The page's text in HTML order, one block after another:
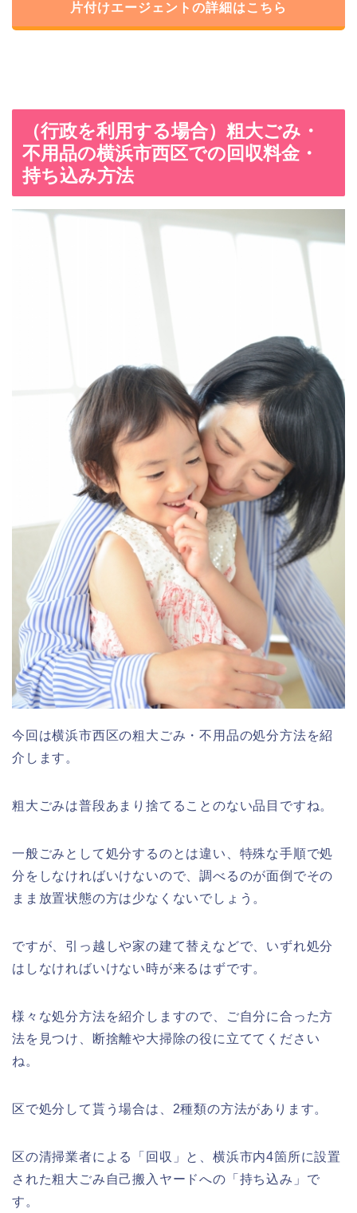
片付けエージェントの詳細はこちら
（行政を利用する場合）粗大ごみ・
不用品の横浜市西区での回収料金・
持ち込み方法
今回は横浜市西区の粗大ごみ・不用品の処分方法を紹
介します。
粗大ごみは普段あまり捨てることのない品目ですね。
一般ごみとして処分するのとは違い、特殊な手順で処
分をしなければいけないので、調べるのが面倒でその
まま放置状態の方は少なくないでしょう。
ですが、引っ越しや家の建て替えなどで、いずれ処分
はしなければいけない時が来るはずです。
様々な処分方法を紹介しますので、ご自分に合った方
法を見つけ、断捨離や大掃除の役に立ててください
ね。
区で処分して貰う場合は、2種類の方法があります。
区の清掃業者による「回収」と、横浜市内4箇所に設置
された粗大ごみ自己搬入ヤードへの「持ち込み」で
す。